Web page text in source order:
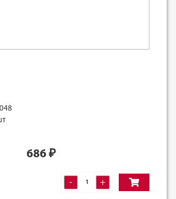
686 ₽
- +